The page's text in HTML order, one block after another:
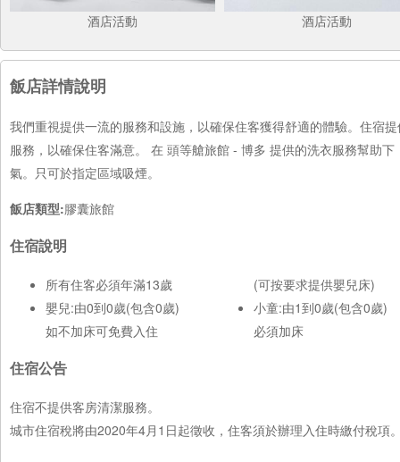
酒店活動 酒店活動
飯店詳情說明
我們重視提供一流的服務和設施，以確保住客獲得舒適的體驗。住宿
服務，以確保住客滿意。 在 頭等艙旅館 - 博多 提供的洗衣服務幫助
氣。只可於指定區域吸煙。
飯店類型:膠囊旅館
住宿說明
所有住客必須年滿13歲
嬰兒:由0到0歲(包含0歲)
如不加床可免費入住
(可按要求提供嬰兒床)
小童:由1到0歲(包含0歲)
必須加床
住宿公告
住宿不提供客房清潔服務。
城市住宿稅將由2020年4月1日起徵收，住客須於辦理入住時繳付稅項